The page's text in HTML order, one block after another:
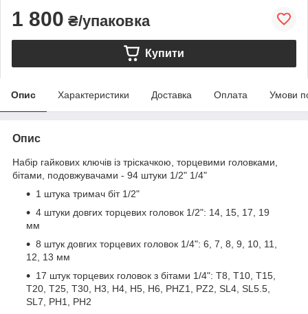
1 800 ₴/упаковка
Купити
Опис Характеристики Доставка Оплата Умови
Опис
Набір гайкових ключів із тріскачкою, торцевими головками,
бітами, подовжувачами - 94 штуки 1/2" 1/4"
1 штука тримач біт 1/2"
4 штуки довгих торцевих головок 1/2": 14, 15, 17, 19
мм
8 штук довгих торцевих головок 1/4": 6, 7, 8, 9, 10, 11,
12, 13 мм
17 штук торцевих головок з бітами 1/4": T8, T10, T15,
T20, T25, T30, H3, H4, H5, H6, PHZ1, PZ2, SL4, SL5.5,
SL7, PH1, PH2